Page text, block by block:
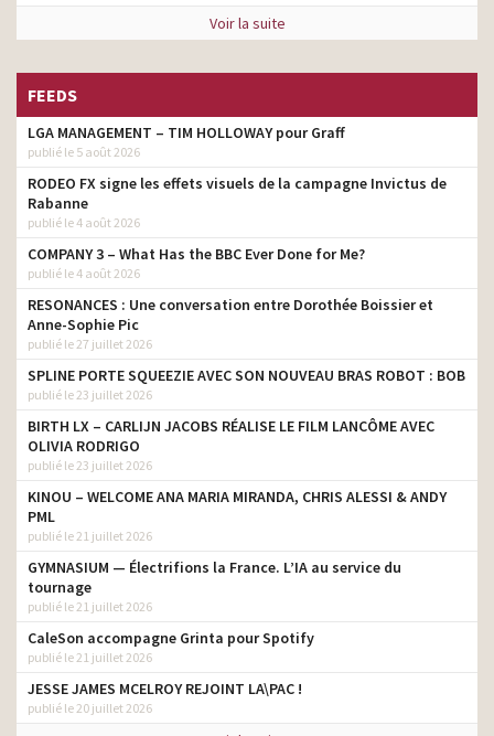
Voir la suite
FEEDS
LGA MANAGEMENT – TIM HOLLOWAY pour Graff
publié le 5 août 2026
RODEO FX signe les effets visuels de la campagne Invictus de
Rabanne
publié le 4 août 2026
COMPANY 3 – What Has the BBC Ever Done for Me?
publié le 4 août 2026
RESONANCES : Une conversation entre Dorothée Boissier et
Anne-Sophie Pic
publié le 27 juillet 2026
SPLINE PORTE SQUEEZIE AVEC SON NOUVEAU BRAS ROBOT : BOB
publié le 23 juillet 2026
BIRTH LX – CARLIJN JACOBS RÉALISE LE FILM LANCÔME AVEC
OLIVIA RODRIGO
publié le 23 juillet 2026
KINOU – WELCOME ANA MARIA MIRANDA, CHRIS ALESSI & ANDY
PML
publié le 21 juillet 2026
GYMNASIUM — Électrifions la France. L’IA au service du
tournage
publié le 21 juillet 2026
CaleSon accompagne Grinta pour Spotify
publié le 21 juillet 2026
JESSE JAMES MCELROY REJOINT LA\PAC !
publié le 20 juillet 2026